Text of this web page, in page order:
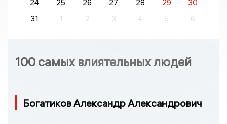
24 25 26 27 28 29
30
31
1 2 3 4 5 6
100 самых влиятельных людей
Богатиков Александр Александрович